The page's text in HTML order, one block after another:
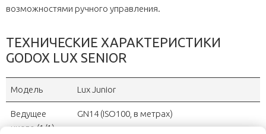
возможностями ручного управления.
ТЕХНИЧЕСКИЕ ХАРАКТЕРИСТИКИ
GODOX LUX SENIOR
Модель Lux Junior
Ведущее
число (1/1)
GN14 (ISO100, в метрах)